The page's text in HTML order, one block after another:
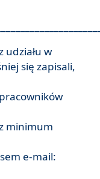
udziału w
się zapisali,
minimum
e-mail: